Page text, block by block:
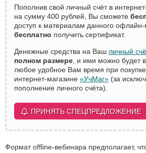
Пополнив свой личный счёт в
на сумму 400 рублей, Вы сможете
доступ к материалам данного
бесплатно получить сертификат.
Денежные средства на Ваш личный
полном размере , и ими можно будет
любое удобное Вам время при
интернет-магазине «УчМаг» (за
пополнение личного счёта).
ПРИНЯТЬ СПЕЦПРЕДЛОЖЕНИЕ
Формат offline-вебинара предполагает,